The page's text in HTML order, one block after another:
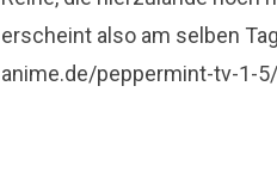
erscheint also am selben
anime.de/peppermint-tv-1-